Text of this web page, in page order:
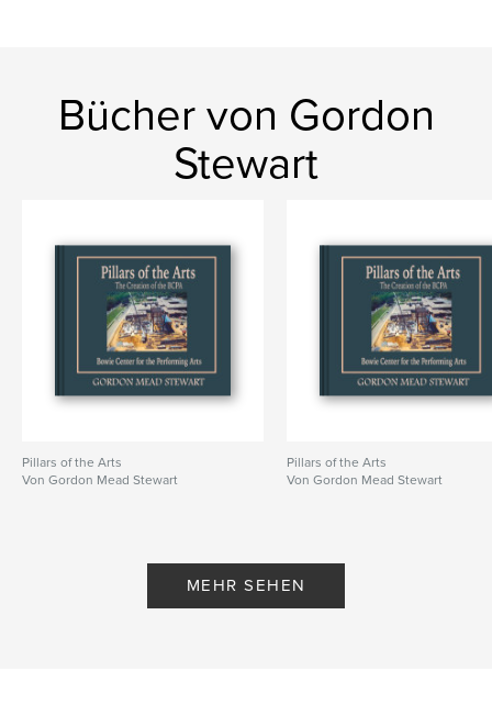
Bücher von Gordon
Stewart
Pillars of the Arts
Von Gordon Mead Stewart
Pillars of the Arts
Von Gordon Mead Stewart
MEHR SEHEN